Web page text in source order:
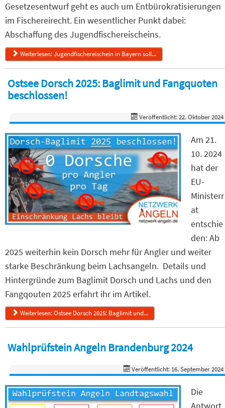
Gesetzesentwurf geht es auch um Entbürokratisierungen
im Fischereirecht. Ein wesentlicher Punkt dabei:
Abschaffung des Jugendfischereischeins.
Weiterlesen: Jugendfischereischein in Bayern soll...
Ostsee Dorsch 2025: Baglimit und Fangquoten
beschlossen!
Veröffentlicht: 22. Oktober 2024
Am 21.
10. 2024
hat der
EU-
Ministerr
at
entschie
den: Ab
2025 weiterhin kein Dorsch mehr für Angler und weiter
starke Beschränkung beim Lachsangeln. Details und
Hintergründe zum Baglimit Dorsch und Lachs und den
Fangqouten 2025 erfahrt ihr im Artikel.
Weiterlesen: Ostsee Dorsch 2025: Baglimit und...
Wahlprüfstein Angeln Brandenburg 2024
Veröffentlicht: 16. September 2024
Die